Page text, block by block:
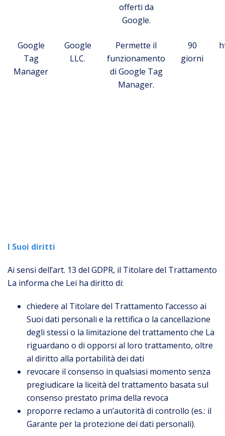
offerti da
Google.
Google
Tag
Manager
Google
LLC.
Permette il
funzionamento
di Google Tag
Manager.
90
giorni
I Suoi diritti
Ai sensi dell’art. 13 del GDPR, il Titolare del Trattamento
La informa che Lei ha diritto di:
chiedere al Titolare del Trattamento l’accesso ai
Suoi dati personali e la rettifica o la cancellazione
degli stessi o la limitazione del trattamento che La
riguardano o di opporsi al loro trattamento, oltre
al diritto alla portabilità dei dati
revocare il consenso in qualsiasi momento senza
pregiudicare la liceità del trattamento basata sul
consenso prestato prima della revoca
proporre reclamo a un’autorità di controllo (es.: il
Garante per la protezione dei dati personali).